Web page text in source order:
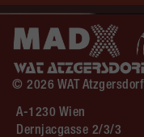
© 2026 WAT Atzgersdorf
A-1230 Wien
Dernjacgasse 2/3/3